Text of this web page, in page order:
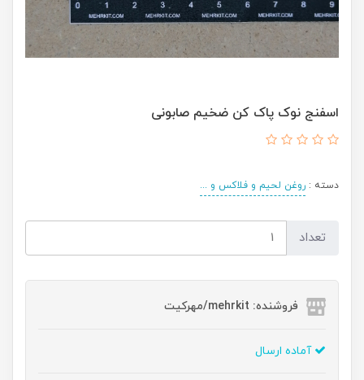
اسفنج نوک پاک کن ضخیم صابونی
دسته : روغن لحیم و فلاکس و ...
تعداد
فروشنده: mehrkit/مهرکیت
آماده ارسال